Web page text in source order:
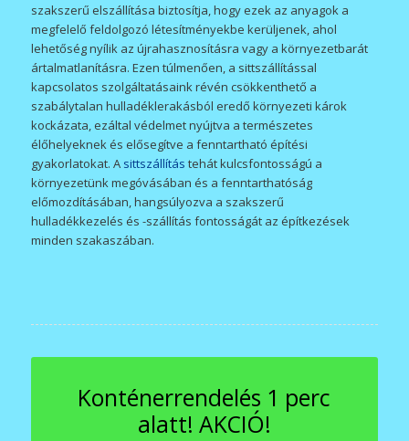
szakszerű elszállítása biztosítja, hogy ezek az anyagok a
megfelelő feldolgozó létesítményekbe kerüljenek, ahol
lehetőség nyílik az újrahasznosításra vagy a környezetbarát
ártalmatlanításra. Ezen túlmenően, a sittszállítással
kapcsolatos szolgáltatásaink révén csökkenthető a
szabálytalan hulladéklerakásból eredő környezeti károk
kockázata, ezáltal védelmet nyújtva a természetes
élőhelyeknek és elősegítve a fenntartható építési
gyakorlatokat. A sittszállítás tehát kulcsfontosságú a
környezetünk megóvásában és a fenntarthatóság
előmozdításában, hangsúlyozva a szakszerű
hulladékkezelés és -szállítás fontosságát az építkezések
minden szakaszában.
Konténerrendelés 1 perc
alatt! AKCIÓ!